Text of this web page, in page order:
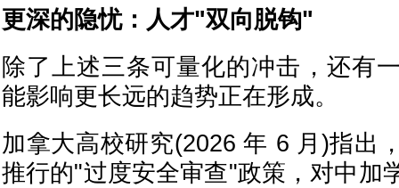
更深的隐忧：人才"双向脱钩"
除了上述三条可量化的冲击，还有
能影响更长远的趋势正在形成。
加拿大高校研究(2026 年 6 月)指出
推行的"过度安全审查"政策，对中加